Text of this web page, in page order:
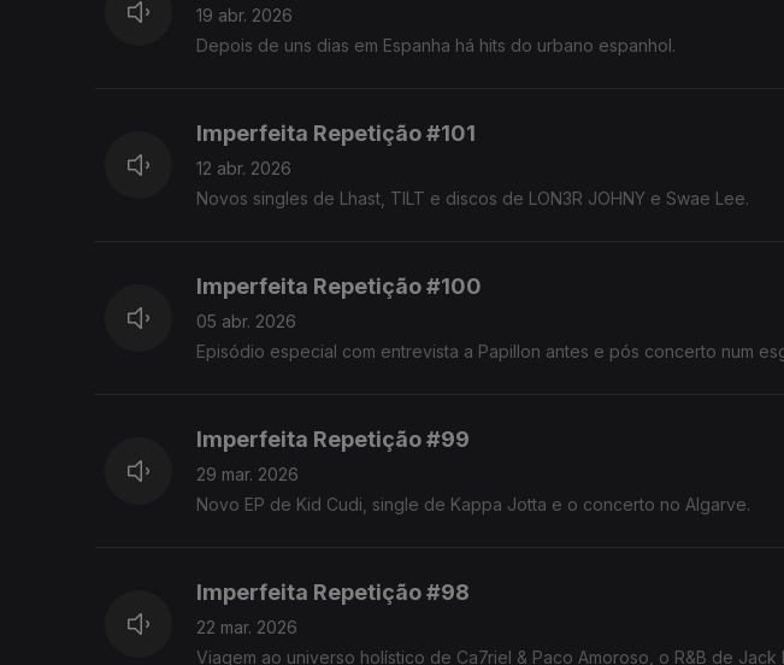
19 abr. 2026
Depois de uns dias em Espanha há hits do urbano espanhol.
Imperfeita Repetição #101
12 abr. 2026
Novos singles de Lhast, TILT e discos de LON3R JOHNY e Swae Lee.
Imperfeita Repetição #100
05 abr. 2026
Episódio especial com entrevista a Papillon antes e pós concerto num
Imperfeita Repetição #99
29 mar. 2026
Novo EP de Kid Cudi, single de Kappa Jotta e o concerto no Algarve.
Imperfeita Repetição #98
22 mar. 2026
Viagem ao universo holístico de Ca7riel & Paco Amoroso, o R&B de